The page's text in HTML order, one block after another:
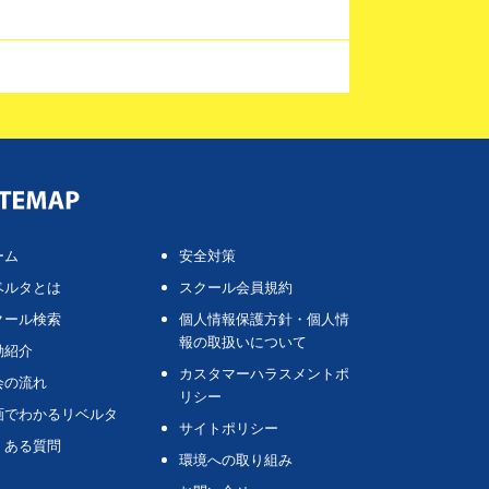
ム
ルタとは
ール検索
紹介
の流れ
でわかるリベルタ
ある質問
安全対策
スクール会員規約
個人情報保護方針・個人情
報の取扱いについて
カスタマーハラスメントポ
リシー
サイトポリシー
環境への取り組み